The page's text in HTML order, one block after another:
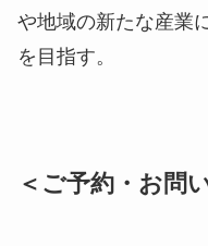
や地域の新たな産業
を目指す。
＜ご予約・お問